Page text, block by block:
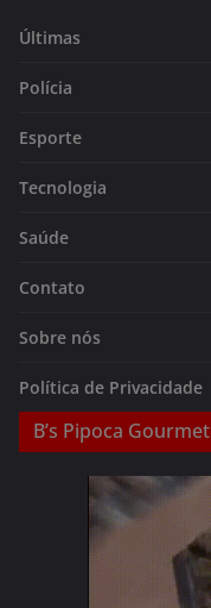
Últimas
Polícia
Esporte
Tecnologia
Saúde
Contato
Sobre nós
Política de Privacidade
B’s Pipoca Gourmet